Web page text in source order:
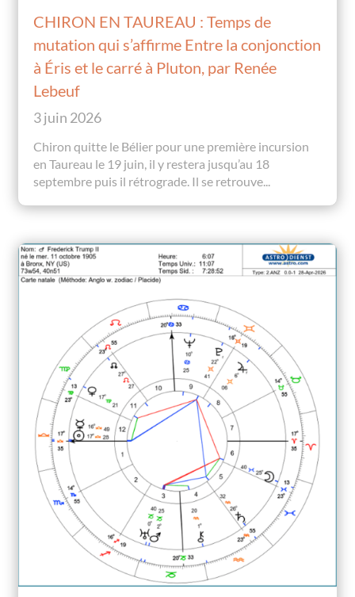
CHIRON EN TAUREAU : Temps de
mutation qui s’affirme Entre la conjonction
à Éris et le carré à Pluton, par Renée
Lebeuf
3 juin 2026
Chiron quitte le Bélier pour une première incursion
en Taureau le 19 juin, il y restera jusqu’au 18
septembre puis il rétrograde. Il se retrouve...